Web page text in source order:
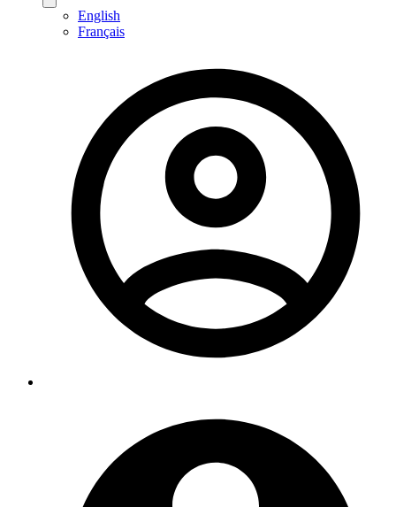
English
Français